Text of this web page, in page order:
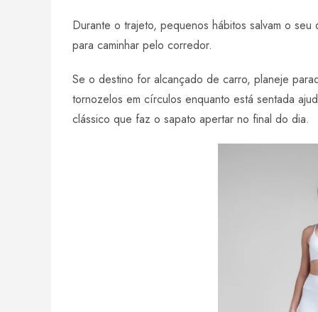
Durante o trajeto, pequenos hábitos salvam o
para caminhar pelo corredor.
Se o destino for alcançado de carro, planeje
tornozelos em círculos enquanto está sentada
clássico que faz o sapato apertar no final do dia.